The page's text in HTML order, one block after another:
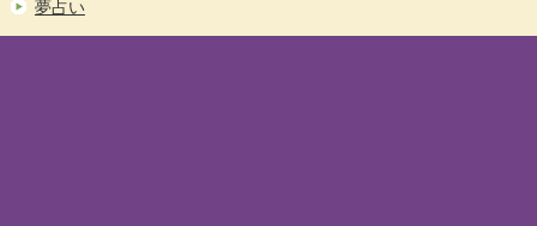
夢占い